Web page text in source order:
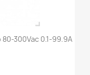
300Vac 0.1-99.9A